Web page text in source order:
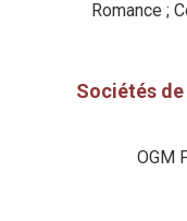
Romance ;
Sociétés
OGM